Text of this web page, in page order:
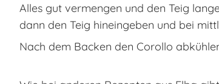
Alles gut vermengen und den Teig
dann den Teig hineingeben und bei
Nach dem Backen den Corollo